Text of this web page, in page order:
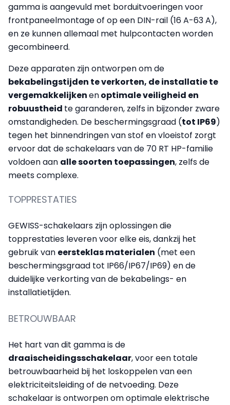
gamma is aangevuld met borduitvoeringen voor
frontpaneelmontage of op een DIN-rail (16 A-63 A),
en ze kunnen allemaal met hulpcontacten worden
gecombineerd.
Deze apparaten zijn ontworpen om de
bekabelingstijden te verkorten, de installatie te
vergemakkelijkenenoptimale veiligheid en
robuustheid te garanderen, zelfs in bijzonder zware
omstandigheden. De beschermingsgraad (tot IP69)
tegen het binnendringen van stof en vloeistof zorgt
ervoor dat de schakelaars van de 70 RT HP-familie
voldoen aan alle soorten toepassingen, zelfs de
meets complexe.
TOPPRESTATIES
GEWISS-schakelaars zijn oplossingen die
topprestaties leveren voor elke eis, dankzij het
gebruik van eersteklas materialen (met een
beschermingsgraad tot IP66/IP67/IP69) en de
duidelijke verkorting van de bekabelings- en
installatietijden.
BETROUWBAAR
Het hart van dit gamma is de
draaischeidingsschakelaar, voor een totale
betrouwbaarheid bij het loskoppelen van een
elektriciteitsleiding of de netvoeding. Deze
schakelaar is ontworpen om optimale elektrische